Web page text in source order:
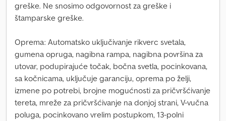
greške. Ne snosimo odgovornost za greške i
štamparske greške.
Oprema: Automatsko uključivanje rikverc svetala,
gumena opruga, nagibna rampa, nagibna površina za
utovar, podupirajuće točak, bočna svetla, pocinkovana,
sa kočnicama, uključuje garanciju, oprema po želji,
izmene po potrebi, brojne mogućnosti za pričvršćivanje
tereta, mreže za pričvršćivanje na donjoj strani, V-vučna
poluga, pocinkovano vrelim postupkom, 13-polni